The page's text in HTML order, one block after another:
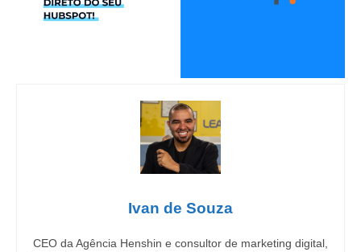
Ivan de Souza
CEO da Agência Henshin e consultor de marketing digital,